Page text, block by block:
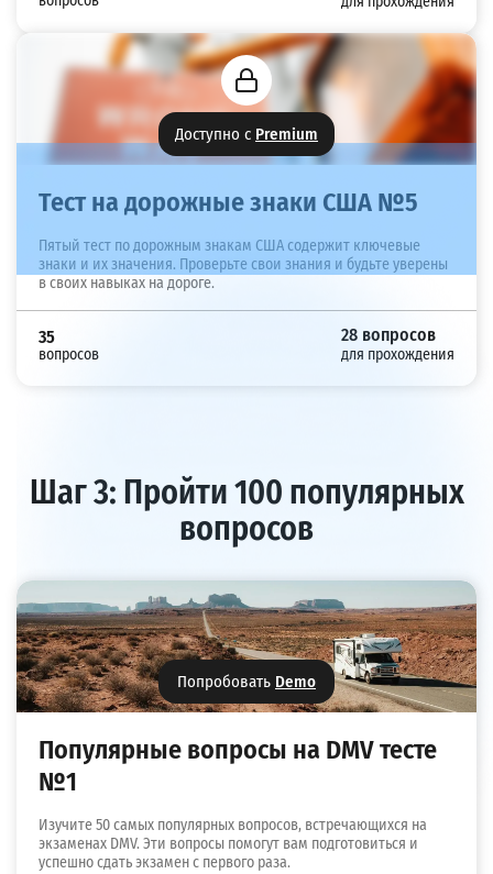
Доступно с Premium
Тест на дорожные знаки США №5
Пятый тест по дорожным знакам США содержит ключевые
знаки и их значения. Проверьте свои знания и будьте уверены
в своих навыках на дороге.
35
вопросов
28 вопросов
для прохождения
Шаг 3: Пройти 100 популярных
вопросов
Попробовать Demo
Популярные вопросы на DMV тесте
№1
Изучите 50 самых популярных вопросов, встречающихся на
экзаменах DMV. Эти вопросы помогут вам подготовиться и
успешно сдать экзамен с первого раза.